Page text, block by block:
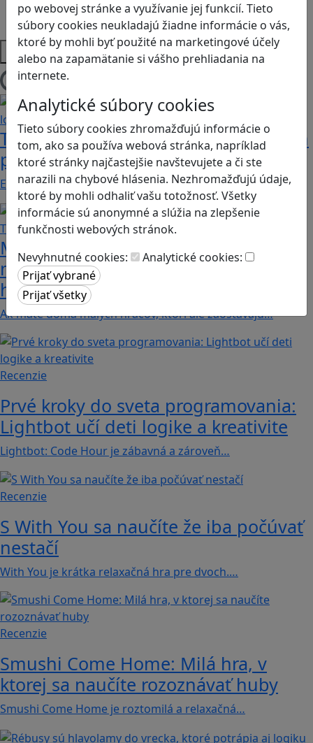
po webovej stránke a využívanie jej funkcií. Tieto
súbory cookies neukladajú žiadne informácie o vás,
ktoré by mohli byť použité na marketingové účely
alebo na zapamätanie si vášho prehliadania na
internete.
Analytické súbory cookies
Tieto súbory cookies zhromažďujú informácie o
tom, ako sa používa webová stránka, napríklad
ktoré stránky najčastejšie navštevujete a či ste
narazili na chybové hlásenia. Nezhromažďujú údaje,
ktoré by mohli odhaliť vašu totožnosť. Všetky
informácie sú anonymné a slúžia na zlepšenie
funkčnosti webových stránok.
Nevyhnutné cookies:
Analytické cookies:
Strategické myslenie
Zdravie a pohyb
Platformy
Tri oddychové hry, ktoré vám i deťom
precvičia zrak a logiku
Existuje množstvo titulov, ktorých jediným cieľom…
Majú vaše deti problém s
matematikou a geometriou? Tieto
hry by im mohli pomôcť
Ak máte doma malých hráčov, ktorí ale zaostávajú…
Recenzie
Prvé kroky do sveta programovania:
Lightbot učí deti logike a kreativite
Lightbot: Code Hour je zábavná a zároveň…
Recenzie
S With You sa naučíte že iba počúvať
nestačí
With You je krátka relaxačná hra pre dvoch.…
Recenzie
Smushi Come Home: Milá hra, v
ktorej sa naučíte rozoznávať huby
Smushi Come Home je roztomilá a relaxačná…